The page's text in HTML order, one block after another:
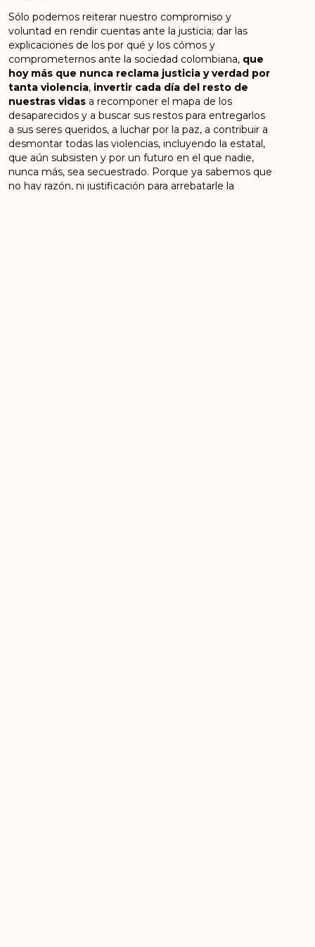
Sólo podemos reiterar nuestro compromiso y
voluntad en rendir cuentas ante la justicia; dar las
explicaciones de los por qué y los cómos y
comprometernos ante la sociedad colombiana, que
hoy más que nunca reclama justicia y verdad por
tanta violencia, invertir cada día del resto de
nuestras vidas a recomponer el mapa de los
desaparecidos y a buscar sus restos para entregarlos
a sus seres queridos, a luchar por la paz, a contribuir a
desmontar todas las violencias, incluyendo la estatal,
que aún subsisten y por un futuro en el que nadie,
nunca más, sea secuestrado. Porque ya sabemos que
no hay razón, ni justificación para arrebatarle la